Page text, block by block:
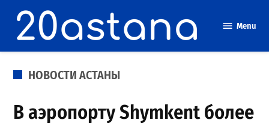
content
Menu
POSTED
НОВОСТИ АСТАНЫ
В аэропорту Shymkent более